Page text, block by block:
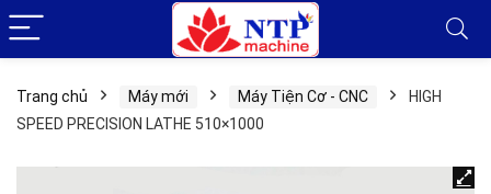
Trang chủ Máy mới Máy Tiện Cơ - CNC
HIGH
SPEED PRECISION LATHE 510×1000